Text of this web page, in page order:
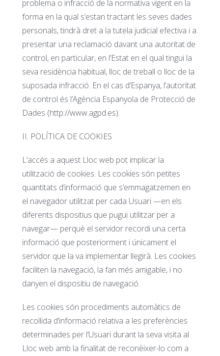
problema o infracció de la normativa vigent en la
forma en la qual s’estan tractant les seves dades
personals, tindrà dret a la tutela judicial efectiva i a
presentar una reclamació davant una autoritat de
control, en particular, en l’Estat en el qual tingui la
seva residència habitual, lloc de treball o lloc de la
suposada infracció. En el cas d’Espanya, l’autoritat
de control és l’Agència Espanyola de Protecció de
Dades (http://www.agpd.es).
II. POLÍTICA DE COOKIES
L’accés a aquest Lloc web pot implicar la
utilització de cookies. Les cookies són petites
quantitats d’informació que s’emmagatzemen en
el navegador utilitzat per cada Usuari —en els
diferents dispositius que pugui utilitzar per a
navegar— perquè el servidor recordi una certa
informació que posteriorment i únicament el
servidor que la va implementar llegirà. Les cookies
faciliten la navegació, la fan més amigable, i no
danyen el dispositiu de navegació.
Les cookies són procediments automàtics de
recollida d’informació relativa a les preferències
determinades per l’Usuari durant la seva visita al
Lloc web amb la finalitat de reconèixer-lo com a